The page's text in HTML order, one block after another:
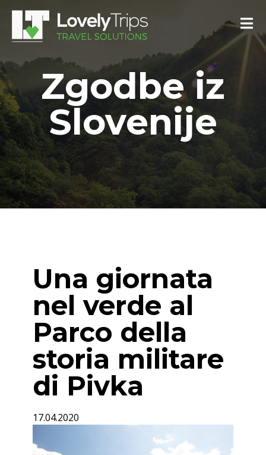
Zgodbe iz
Slovenije
Una giornata
nel verde al
Parco della
storia militare
di Pivka
17.04.2020